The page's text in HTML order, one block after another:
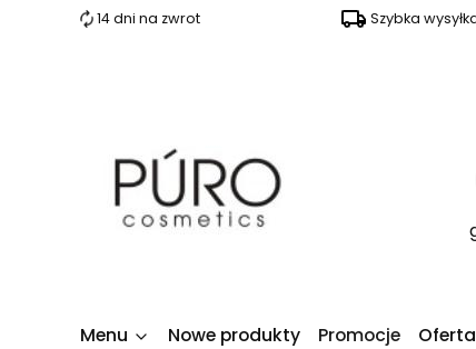
14 dni na zwrot Szybka
Menu Nowe produkty Promocje